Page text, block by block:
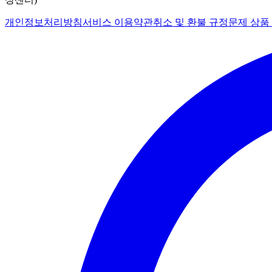
개인정보처리방침서비스 이용약관취소 및 환불 규정문제 상품